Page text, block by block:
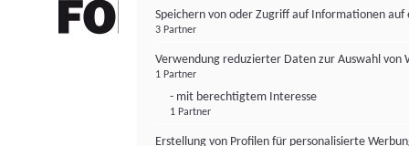
Speichern von oder Zugriff auf Informationen auf
3 Partner
Verwendung reduzierter Daten zur Auswahl von
1 Partner
- mit berechtigtem Interesse
1 Partner
Erstellung von Profilen für personalisierte
FONDS professionell